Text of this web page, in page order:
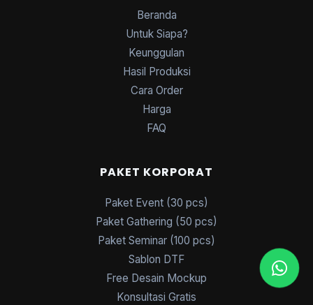
Beranda
Untuk Siapa?
Keunggulan
Hasil Produksi
Cara Order
Harga
FAQ
PAKET KORPORAT
Paket Event (30 pcs)
Paket Gathering (50 pcs)
Paket Seminar (100 pcs)
Sablon DTF
Free Desain Mockup
Konsultasi Gratis